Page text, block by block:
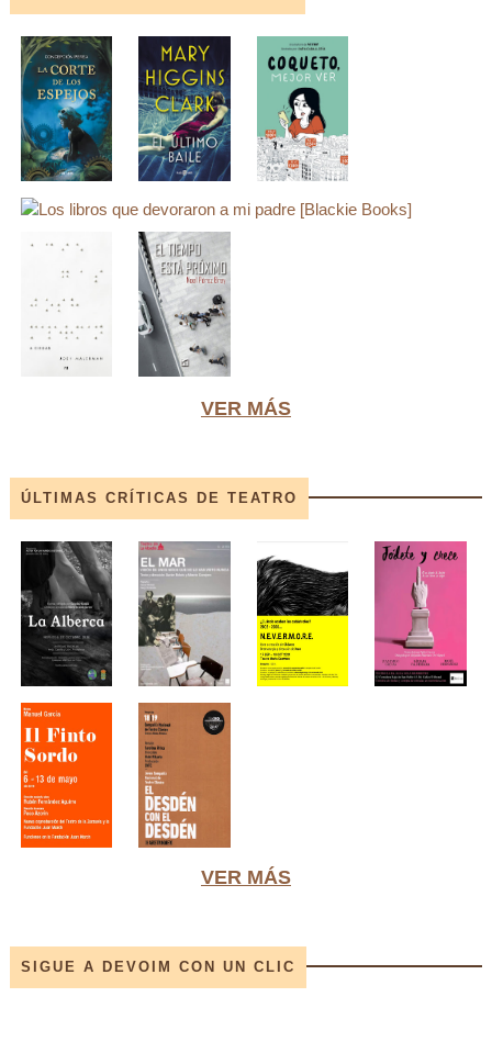
VER MÁS
ÚLTIMAS CRÍTICAS DE TEATRO
VER MÁS
SIGUE A DEVOIM CON UN CLIC